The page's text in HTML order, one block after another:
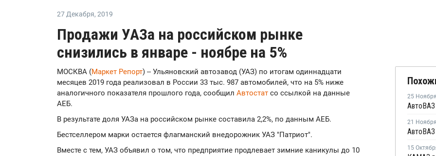
27 Декабря, 2019
Продажи УАЗа на российском рынке
снизились в январе - ноябре на 5%
МОСКВА (Маркет Репорт) -- Ульяновский автозавод (УАЗ) по итогам одиннадцати
месяцев 2019 года реализовал в России 33 тыс. 987 автомобилей, что на 5% ниже
аналогичного показателя прошлого года, сообщил Автостат со ссылкой на данные
АЕБ.
В результате доля УАЗа на российском рынке составила 2,2%, по данным АЕБ.
Бестселлером марки остается флагманский внедорожник УАЗ "Патриот".
Вместе с тем, УАЗ объявил о том, что предприятие продлевает зимние каникулы до 10
25 Ноября
21 Ноября
15